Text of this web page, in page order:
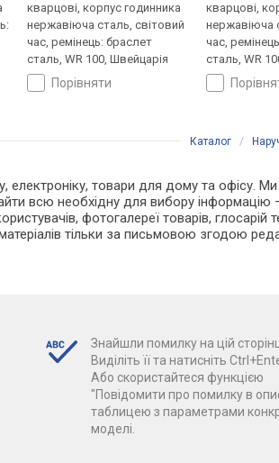
кварцові, корпус годинника
нержавіюча сталь, світовий
час, ремінець: браслет
сталь, WR 100, Швейцарія
порівняти
кварцові,
нержавіюча
час,
сталь, WR
Каталог /
електроніку, товари для дому та офісу.
всю необхідну для вибору
фотогалереї товарів, глосарій
тільки за письмовою згодою
Знайшли помилку на цій
Виділіть її та натисніть
Або скористайтеся функцією
"Повідомити про помилку в
таблицею з параметрами
моделі.